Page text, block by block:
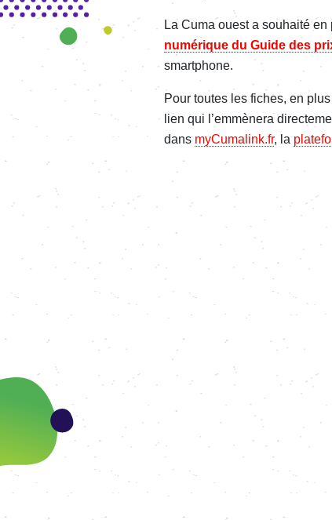
La Cuma ouest a souhaité
numérique du Guide des
smartphone.
Pour toutes les fiches, en
lien qui l’emmènera
dans myCumalink.fr, la